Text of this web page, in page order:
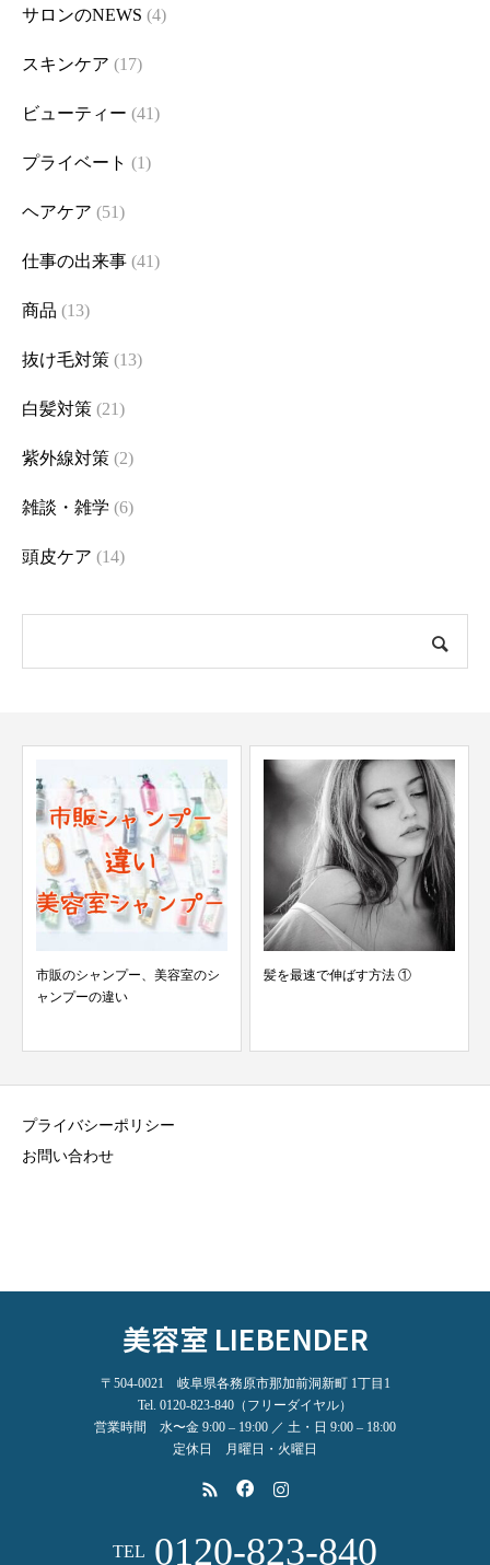
サロンのNEWS (4)
スキンケア (17)
ビューティー (41)
プライベート (1)
ヘアケア (51)
仕事の出来事 (41)
商品 (13)
抜け毛対策 (13)
白髪対策 (21)
紫外線対策 (2)
雑談・雑学 (6)
頭皮ケア (14)
市販のシャンプー、美容室のシ
ャンプーの違い
髪を最速で伸ばす方法 ①
プライバシーポリシー
お問い合わせ
美容室 LIEBENDER
〒504-0021 岐阜県各務原市那加前洞新町 1丁目1
Tel. 0120-823-840（フリーダイヤル）
営業時間 水〜金 9:00 – 19:00 ／ 土・日 9:00 – 18:00
定休日 月曜日・火曜日
TEL 0120-823-840